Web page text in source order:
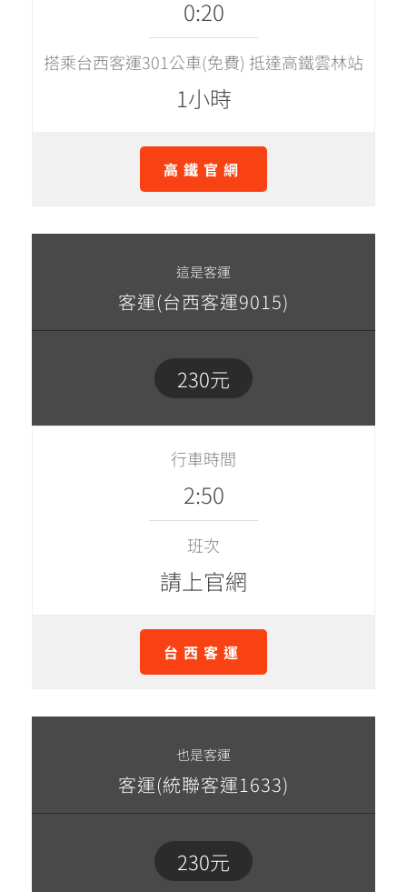
0:20
搭乘台西客運301公車(免費) 抵達高鐵雲林站
1小時
高鐵官網
這是客運
客運(台西客運9015)
230元
行車時間
2:50
班次
請上官網
台西客運
也是客運
客運(統聯客運1633)
230元